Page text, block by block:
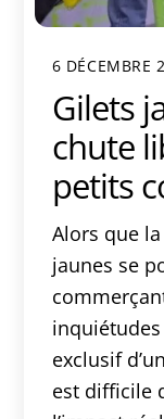
6 DÉCEMBRE
Gilets
chute
petits
Alors que
jaunes se
exclusif
est difficile